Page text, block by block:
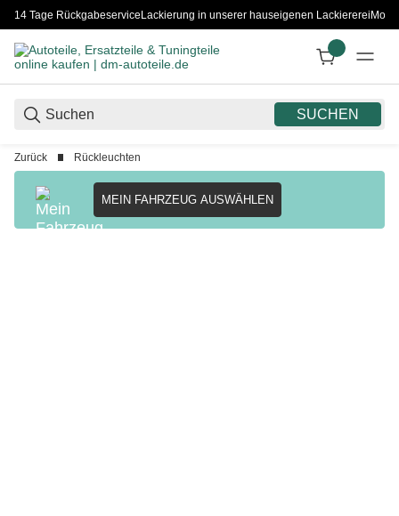
14 Tage RückgabeserviceLackierung in unserer hauseigenen Lackiererei
SUCHEN
Zurück Rückleuchten
MEIN FAHRZEUG AUSWÄHLEN